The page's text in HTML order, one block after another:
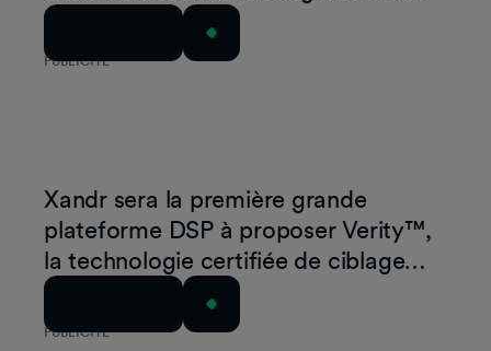
PUBLICITÉ
publicités en pause sur CTV de
GumGum
PUBLICITÉ
Xandr sera la première grande
plateforme DSP à proposer Verity™,
la technologie certifiée de ciblage
contextuel et de sécurité des
marques développée par GumGum.